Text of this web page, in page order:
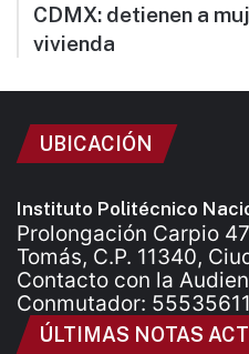
CDMX: detienen a
vivienda
UBICACIÓN
Instituto Politécnico
Prolongación Carpio
Tomás, C.P. 11340,
Contacto con la
Conmutador: 55535611
ÚLTIMAS NOTAS